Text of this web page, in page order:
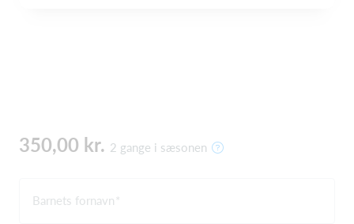
350,00 kr. 2 gange i sæsonen
Barnets fornavn